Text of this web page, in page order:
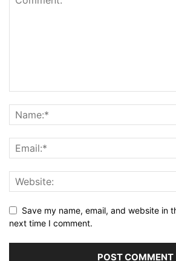
Save my name, email, and website in
next time I comment.